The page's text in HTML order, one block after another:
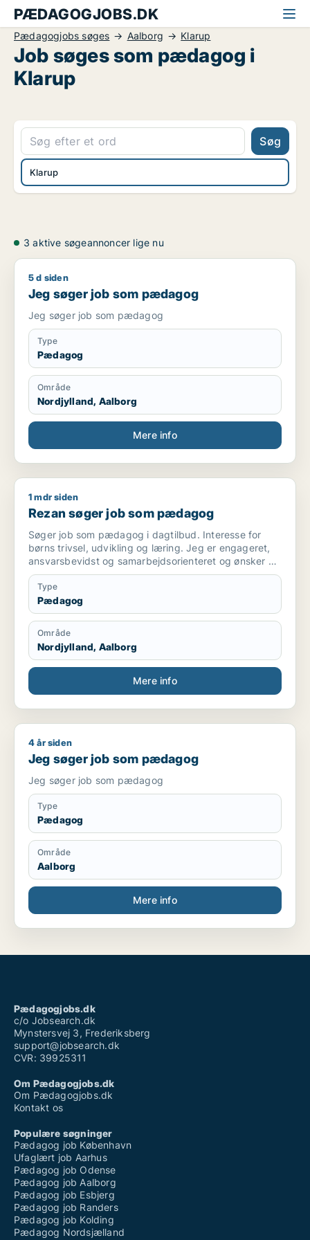
PÆDAGOGJOBS.DK
Pædagogjobs søges Aalborg Klarup
Job søges som pædagog i
Klarup
Søg
Klarup
3 aktive søgeannoncer lige nu
Jeg søger job som pædagog
5 d siden
Jeg søger job som pædagog
Jeg søger job som pædagog
Type
Pædagog
Område
Nordjylland, Aalborg
Mere info
Rezan søger job som pædagog
1 mdr siden
Rezan søger job som pædagog
Søger job som pædagog i dagtilbud. Interesse for
børns trivsel, udvikling og læring. Jeg er engageret,
ansvarsbevidst og samarbejdsorienteret og ønsker at
bidrage til et trygt og udviklende miljø for børnene.
Type
Pædagog
Område
Nordjylland, Aalborg
Mere info
Jeg søger job som pædagog
4 år siden
Jeg søger job som pædagog
Jeg søger job som pædagog
Type
Pædagog
Område
Aalborg
Mere info
Pædagogjobs.dk
c/o Jobsearch.dk
Mynstersvej 3, Frederiksberg
support@jobsearch.dk
CVR: 39925311
Om Pædagogjobs.dk
Om Pædagogjobs.dk
Kontakt os
Populære søgninger
Pædagog job København
Ufaglært job Aarhus
Pædagog job Odense
Pædagog job Aalborg
Pædagog job Esbjerg
Pædagog job Randers
Pædagog job Kolding
Pædagog Nordsjælland